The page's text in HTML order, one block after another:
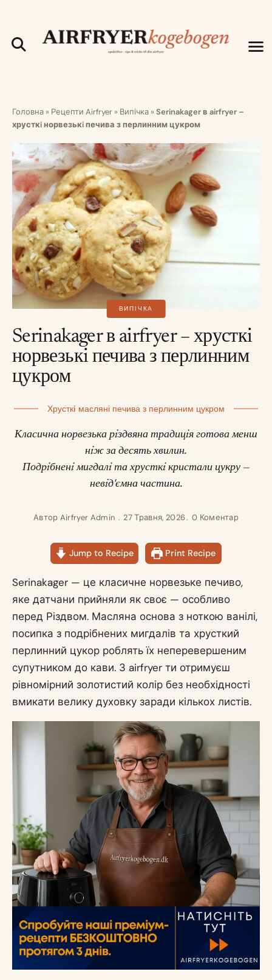
Головна » Рецепти Airfryer » Випічка » Serinakager в airfryer –
хрусткi норвезькi печива з перлинним цукром
ВИПІЧКА
Serinakager в airfryer – хрусткi
норвезькi печива з перлинним
цукром
Хрусткi масляні печива з перлинним цукром
Класична норвезька рiздвяна традицiя готова менш
нiж за десять хвилин.
Подрiбненi мигдалi та хрусткi кристали цукру —
невiд'ємна частина.
Автор Airfryer Admin 27 Травня, 2026 0 Коментар
Jump to Recipe Print Recipe
Serinakager — це класичне норвезьке печиво,
яке датчани прийняли як своє — особливо
перед Різдвом. Масляна основа з ноткою ванілі,
посипка з подрібнених мигдалів та хрусткий
перлинний цукор роблять їх неперевершеним
супутником до кави. З airfryer ти отримуєш
рівномірний золотистий колір без необхідності
вмикати велику духовку заради кількох листів.